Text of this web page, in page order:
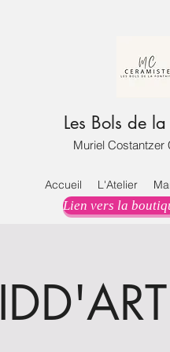
Les Bols de
Muriel Costantzer
Accueil L'Atelier
Lien vers la